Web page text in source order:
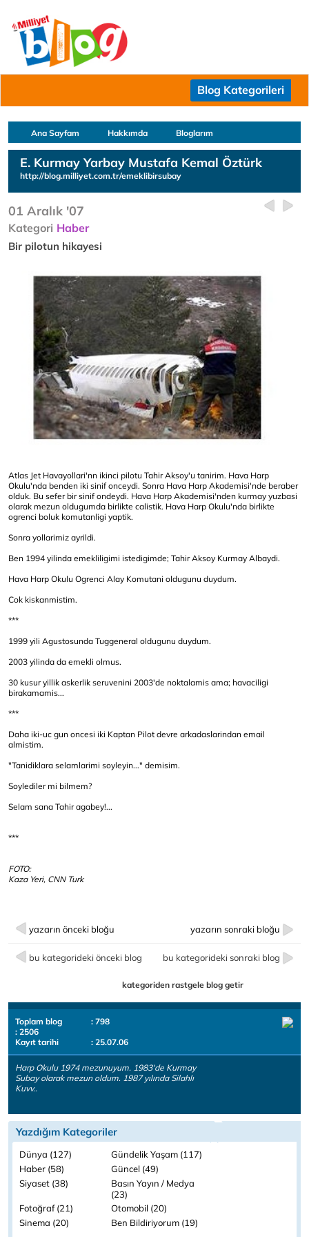
Blog Kategorileri
Ana Sayfam Hakkımda Bloglarım
E. Kurmay Yarbay Mustafa Kemal Öztürk
http://blog.milliyet.com.tr/emeklibirsubay
01 Aralık '07
Kategori Haber
Bir pilotun hikayesi
Atlas Jet Havayollari'nn ikinci pilotu Tahir Aksoy'u tanirim. Hava Harp
Okulu'nda benden iki sinif onceydi. Sonra Hava Harp Akademisi'nde beraber
olduk. Bu sefer bir sinif ondeydi. Hava Harp Akademisi'nden kurmay yuzbasi
olarak mezun oldugumda birlikte calistik. Hava Harp Okulu'nda birlikte
ogrenci boluk komutanligi yaptik.
Sonra yollarimiz ayrildi.
Ben 1994 yilinda emekliligimi istedigimde; Tahir Aksoy Kurmay Albaydi.
Hava Harp Okulu Ogrenci Alay Komutani oldugunu duydum.
Cok kiskanmistim.
***
1999 yili Agustosunda Tuggeneral oldugunu duydum.
2003 yilinda da emekli olmus.
30 kusur yillik askerlik seruvenini 2003'de noktalamis ama; havaciligi
birakamamis...
***
Daha iki-uc gun oncesi iki Kaptan Pilot devre arkadaslarindan email
almistim.
"Tanidiklara selamlarimi soyleyin..." demisim.
Soylediler mi bilmem?
Selam sana Tahir agabey!...
***
FOTO:
Kaza Yeri, CNN Turk
yazarın önceki bloğu yazarın sonraki bloğu
bu kategorideki önceki blog bu kategorideki sonraki blog
kategoriden rastgele blog getir
Toplam blog
: 798
: 2506
Kayıt tarihi
: 25.07.06
Harp Okulu 1974 mezunuyum. 1983'de Kurmay
Subay olarak mezun oldum. 1987 yılında Silahlı
Kuvv..
Yazdığım Kategoriler
Dünya (127)
Gündelik Yaşam (117)
Haber (58)
Güncel (49)
Siyaset (38)
Basın Yayın / Medya
(23)
Fotoğraf (21)
Otomobil (20)
Sinema (20)
Ben Bildiriyorum (19)